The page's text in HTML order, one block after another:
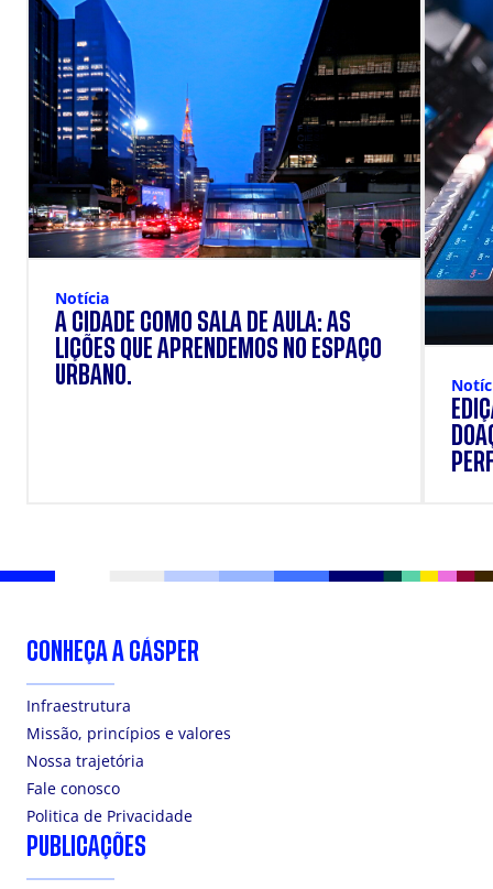
Notícia
A CIDADE COMO SALA DE AULA: AS
LIÇÕES QUE APRENDEMOS NO ESPAÇO
URBANO.
CONHEÇA A CÁSPER
Infraestrutura
Missão, princípios e valores
Nossa trajetória
Fale conosco
Politica de Privacidade
PUBLICAÇÕES